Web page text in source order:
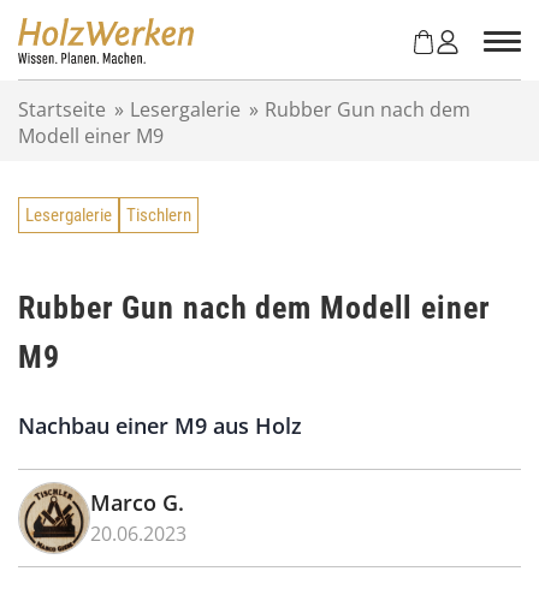
Startseite » Lesergalerie » Rubber Gun nach dem
Modell einer M9
Lesergalerie Tischlern
Rubber Gun nach dem Modell einer
M9
Nachbau einer M9 aus Holz
Marco G.
20.06.2023